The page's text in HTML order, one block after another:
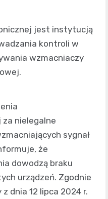
jest instytucją
kontroli w
wzmacniaczy
nielegalne
sygnał
że
dowodzą braku
urządzeń. Zgodnie
dnia 12 lipca 2024 r.